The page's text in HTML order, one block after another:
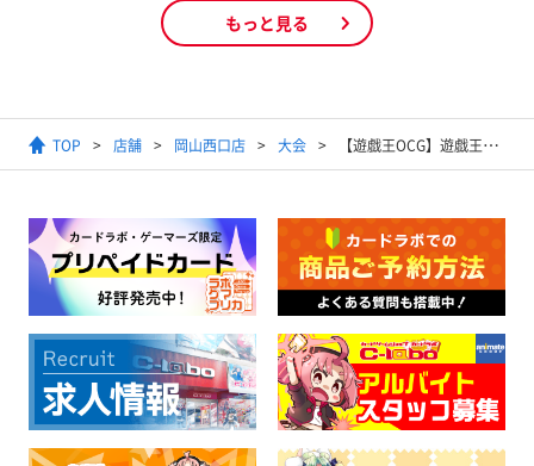
もっと見る
TOP 店舗 岡山西口店 大会 【遊戯王OCG】遊戯王の日